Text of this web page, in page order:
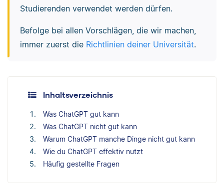
Studierenden verwendet werden dürfen.
Befolge bei allen Vorschlägen, die wir machen,
immer zuerst die Richtlinien deiner Universität.
Inhaltsverzeichnis
Was ChatGPT gut kann
Was ChatGPT nicht gut kann
Warum ChatGPT manche Dinge nicht gut kann
Wie du ChatGPT effektiv nutzt
Häufig gestellte Fragen